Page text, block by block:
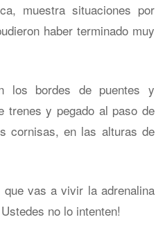
muestra situaciones por
haber terminado muy
los bordes de puentes y
trenes y pegado al paso de
cornisas, en las alturas de
vas a vivir la adrenalina
no lo intenten!